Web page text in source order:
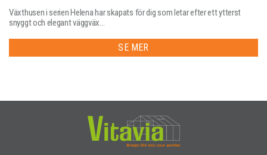
Växthusen i serien Helena har skapats för dig som letar efter ett ytterst
snyggt och elegant väggväx...
SE MER